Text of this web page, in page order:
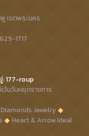
เขตพระนคร
1717
: 177-roup
ว้นวันหยุดราชการ
Diamonds Jewelry
Heart & Arrow Ideal